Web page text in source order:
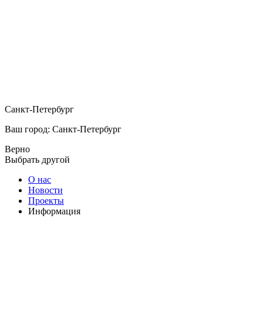
Санкт-Петербург
Ваш город: Санкт-Петербург
Верно
Выбрать другой
О нас
Новости
Проекты
Информация